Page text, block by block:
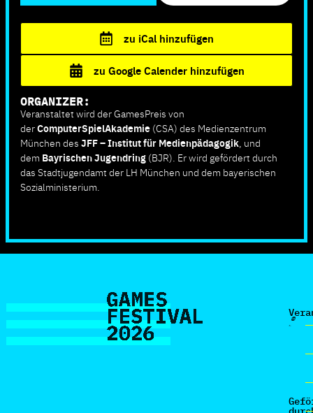
zu iCal hinzufügen
zu Google Calender hinzufügen
ORGANIZER:
Veranstaltet wird der GamesPreis von
derComputerSpielAkademie (CSA) des Medienzentrum
München des JFF – Institut für Medienpädagogik , und
dem Bayrischen Jugendring (BJR). Er wird gefördert durch
das Stadtjugendamt der LH München und dem bayerischen
Sozialministerium.